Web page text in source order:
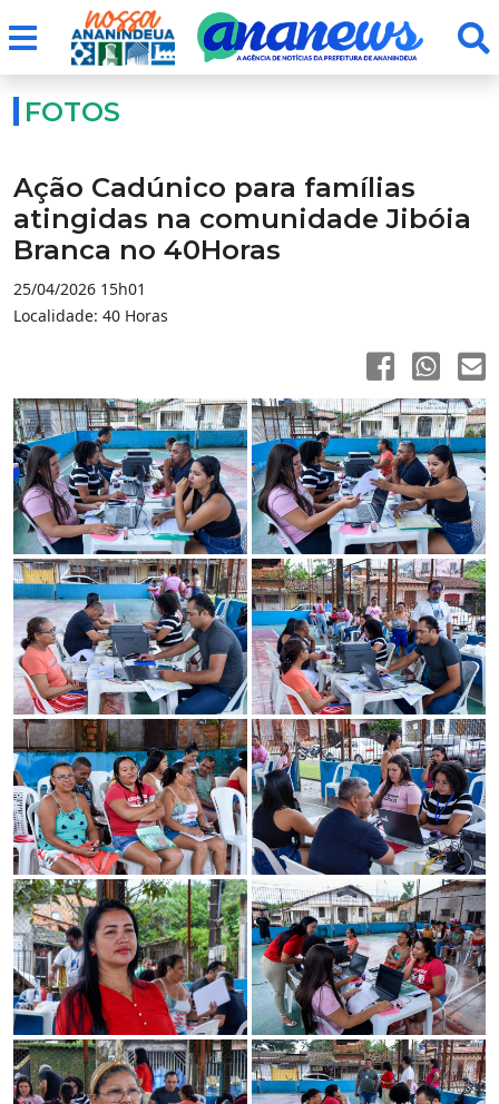
FOTOS
Ação Cadúnico para famílias
atingidas na comunidade Jibóia
Branca no 40Horas
25/04/2026 15h01
Localidade: 40 Horas